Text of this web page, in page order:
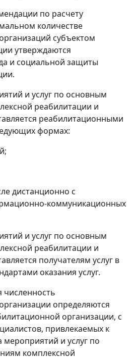
по расчету
количестве
субъектом
утверждаются
и социальной защиты
и услуг по основным
реабилитации и
реабилитационными
формах:
дистанционно с
коммуникационных
и услуг по основным
реабилитации и
получателям услуг в
оказания услуг.
численность
определяются
организации, с
привлекаемых к
и услуг по
комплексной